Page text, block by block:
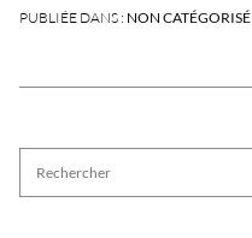
PUBLIÉE DANS : NON CATÉGORISÉ